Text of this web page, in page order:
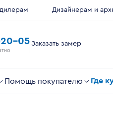
Дизайнерам и
05 Заказать замер
Помощь покупателю Где